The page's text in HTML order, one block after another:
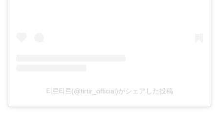
티르티르(@tirtir_official)がシェアした投稿